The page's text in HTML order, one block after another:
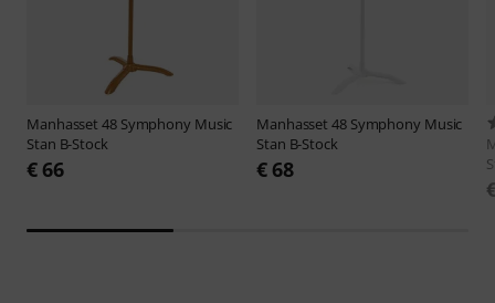
Manhasset48 Symphony Music
Stan B-Stock
€ 66
Manhasset48 Symphony Music
Stan B-Stock
€ 68